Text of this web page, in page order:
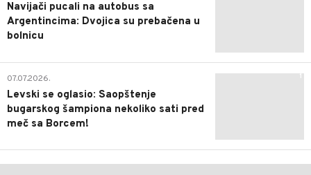
Navijači pucali na autobus sa
Argentincima: Dvojica su prebačena u
bolnicu
1
07.07.2026.
Levski se oglasio: Saopštenje
bugarskog šampiona nekoliko sati pred
meč sa Borcem!